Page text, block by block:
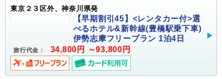
東京２３区外、神奈川県発
【早期割引45】<レンタカー付>選
べるホテル&新幹線(豊橋駅乗下車)
伊勢志摩フリープラン 1泊4日
旅行代金： 34,800円 ～93,800円